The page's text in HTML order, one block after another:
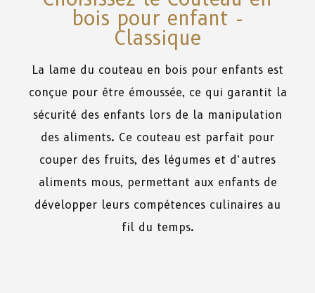
bois pour enfant -
Classique
La lame du couteau en bois pour enfants est
conçue pour être émoussée, ce qui garantit la
sécurité des enfants lors de la manipulation
des aliments. Ce couteau est parfait pour
couper des fruits, des légumes et d’autres
aliments mous, permettantaux enfants de
développer leurs compétences culinaires au
fil du temps.